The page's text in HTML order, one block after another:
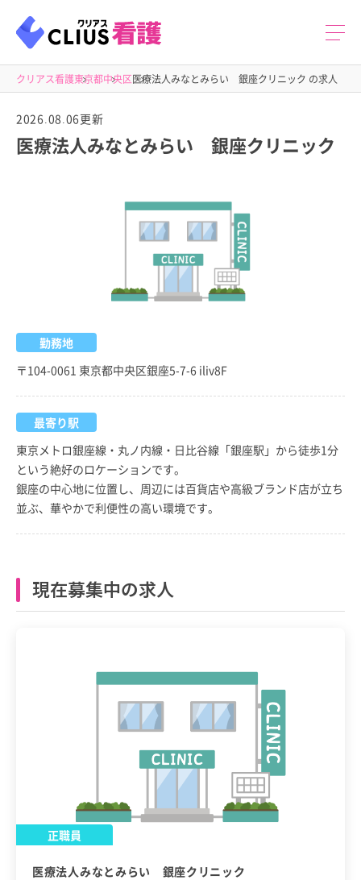
クリアス看護東京都中央区医療法人みなとみらい 銀座クリニック の求人
2026.08.06更新
医療法人みなとみらい 銀座クリニック
勤務地
〒104-0061 東京都中央区銀座5-7-6 iliv8F
最寄り駅
東京メトロ銀座線・丸ノ内線・日比谷線「銀座駅」から徒歩1分
という絶好のロケーションです。
銀座の中心地に位置し、周辺には百貨店や高級ブランド店が立ち
並ぶ、華やかで利便性の高い環境です。
現在募集中の求人
正職員
医療法人みなとみらい 銀座クリニック